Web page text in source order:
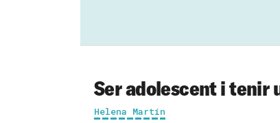
Ser adolescent i tenir
Helena Martín